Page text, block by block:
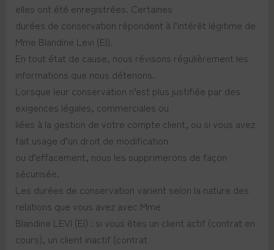
elles ont été enregistrées. Certaines
durées de conservation répondent à l’intérêt légitime de
Mme Blandine Levi (EI).
En tout état de cause, nous révisons régulièrement les
informations que nous détenons.
Lorsque leur conservation n’est plus justifiée par des
exigences légales, commerciales ou
liées à la gestion de votre compte client, ou si vous avez
fait usage d’un droit de modification
ou d’effacement, nous les supprimerons de façon
sécurisée.
Les durées de conservation varient selon la nature des
relations que vous avez avec Mme
Blandine LEVI (EI) : si vous êtes un client actif (contrat en
cours), un client inactif (contrat